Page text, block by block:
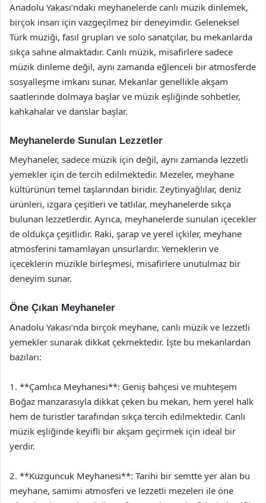
Anadolu Yakası’ndaki meyhanelerde canlı müzik dinlemek,
birçok insan için vazgeçilmez bir deneyimdir. Geleneksel
Türk müziği, fasıl grupları ve solo sanatçılar, bu mekanlarda
sıkça sahne almaktadır. Canlı müzik, misafirlere sadece
müzik dinleme değil, aynı zamanda eğlenceli bir atmosferde
sosyalleşme imkanı sunar. Mekanlar genellikle akşam
saatlerinde dolmaya başlar ve müzik eşliğinde sohbetler,
kahkahalar ve danslar başlar.
Meyhanelerde Sunulan Lezzetler
Meyhaneler, sadece müzik için değil, aynı zamanda lezzetli
yemekler için de tercih edilmektedir. Mezeler, meyhane
kültürünün temel taşlarından biridir. Zeytinyağlılar, deniz
ürünleri, ızgara çeşitleri ve tatlılar, meyhanelerde sıkça
bulunan lezzetlerdir. Ayrıca, meyhanelerde sunulan içecekler
de oldukça çeşitlidir. Raki, şarap ve yerel içkiler, meyhane
atmosferini tamamlayan unsurlardır. Yemeklerin ve
içeceklerin müzikle birleşmesi, misafirlere unutulmaz bir
deneyim sunar.
Öne Çıkan Meyhaneler
Anadolu Yakası’nda birçok meyhane, canlı müzik ve lezzetli
yemekler sunarak dikkat çekmektedir. İşte bu mekanlardan
bazıları:
1. **Çamlıca Meyhanesi**: Geniş bahçesi ve muhteşem
Boğaz manzarasıyla dikkat çeken bu mekan, hem yerel halk
hem de turistler tarafından sıkça tercih edilmektedir. Canlı
müzik eşliğinde keyifli bir akşam geçirmek için ideal bir
yerdir.
2. **Kuzguncuk Meyhanesi**: Tarihi bir semtte yer alan bu
meyhane, samimi atmosferi ve lezzetli mezeleri ile öne